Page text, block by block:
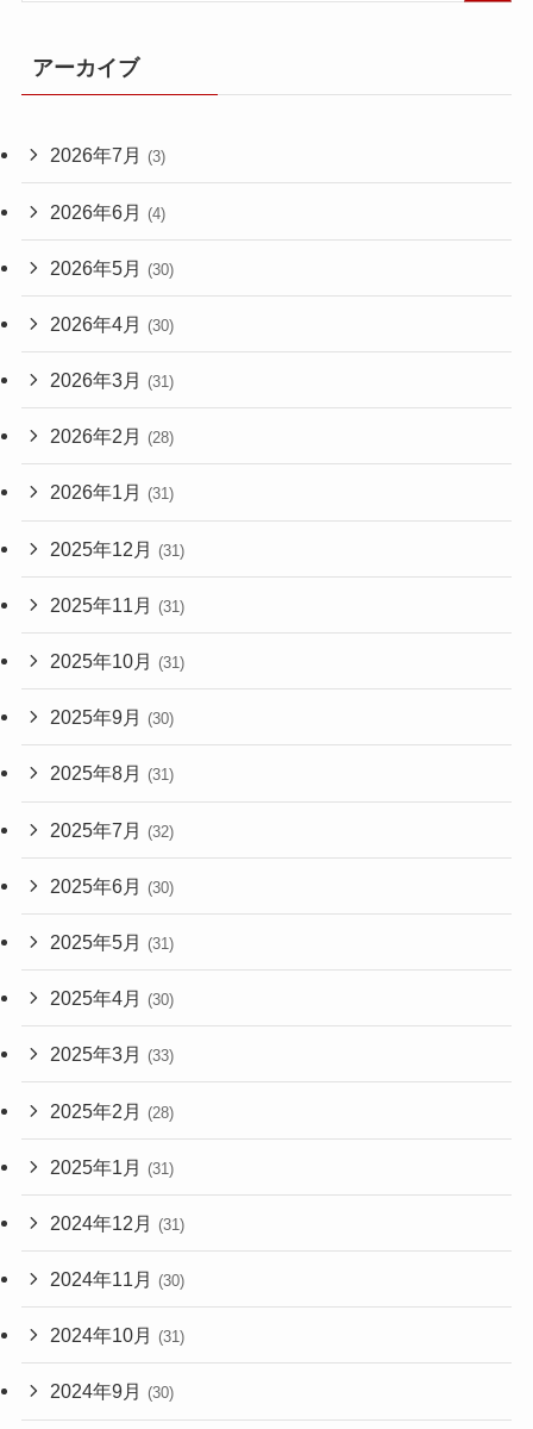
アーカイブ
2026年7月 (3)
2026年6月 (4)
2026年5月 (30)
2026年4月 (30)
2026年3月 (31)
2026年2月 (28)
2026年1月 (31)
2025年12月 (31)
2025年11月 (31)
2025年10月 (31)
2025年9月 (30)
2025年8月 (31)
2025年7月 (32)
2025年6月 (30)
2025年5月 (31)
2025年4月 (30)
2025年3月 (33)
2025年2月 (28)
2025年1月 (31)
2024年12月 (31)
2024年11月 (30)
2024年10月 (31)
2024年9月 (30)